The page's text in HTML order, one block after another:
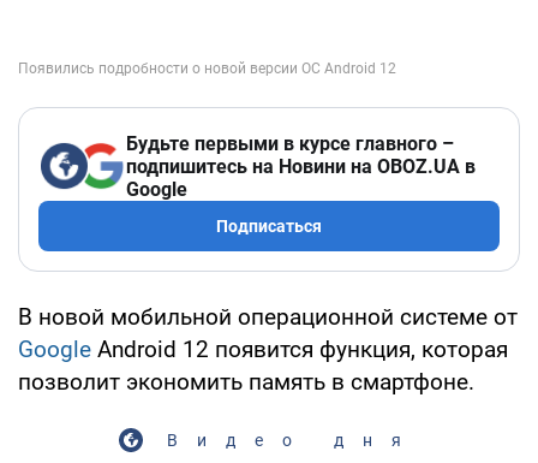
Будьте первыми в курсе главного –
подпишитесь на Новини на OBOZ.UA в
Google
Подписаться
В новой мобильной операционной системе от
Google Android 12 появится функция, которая
позволит экономить память в смартфоне.
Видео дня